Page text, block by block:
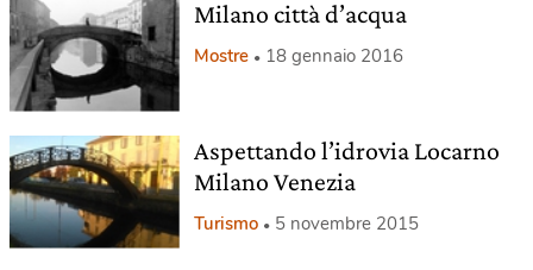
Milano città d’acqua
Mostre 18 gennaio 2016
Aspettando l’idrovia Locarno
Milano Venezia
Turismo 5 novembre 2015